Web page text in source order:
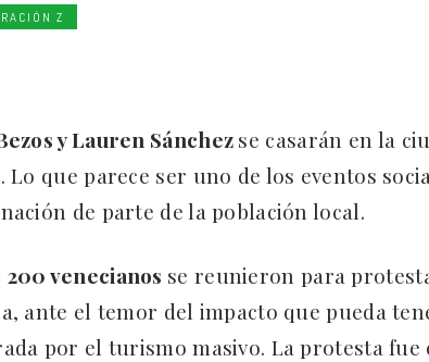
Z
y Lauren Sánchezse casarán en la
. Lo que parece ser uno de los eventos
de parte de la población local.
200 venecianos se reunieron para
ante el temor del impacto que pueda
por el turismo masivo. La protesta fue